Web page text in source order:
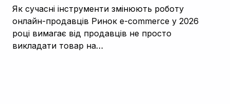
Як сучасні інструменти змінюють роботу
онлайн-продавців Ринок e-commerce у 2026
році вимагає від продавців не просто
викладати товар на…